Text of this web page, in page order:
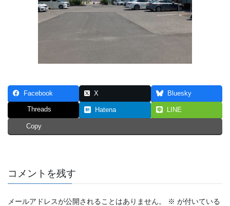
Facebook X Bluesky
Threads Hatena LINE
Copy
コメントを残す
メールアドレスが公開されることはありません。 ※ が付いている